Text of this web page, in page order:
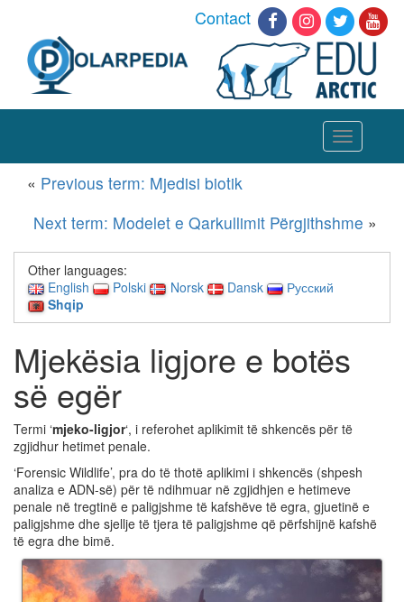
Contact
Toggle
navigation
« Previous term: Mjedisi biotik
Next term: Modelet e Qarkullimit Përgjithshme »
Other languages:
English
Polski Norsk Dansk
Русский
Shqip
Mjekësia ligjore e botës
së egër
Termi ‘mjeko-ligjor‘, i referohet aplikimit të shkencës për të
zgjidhur hetimet penale.
‘Forensic Wildlife’, pra do të thotë aplikimi i shkencës (shpesh
analiza e ADN-së) për të ndihmuar në zgjidhjen e hetimeve
penale në tregtinë e paligjshme të kafshëve të egra, gjuetinë e
paligjshme dhe sjellje të tjera të paligjshme që përfshijnë kafshë
të egra dhe bimë.